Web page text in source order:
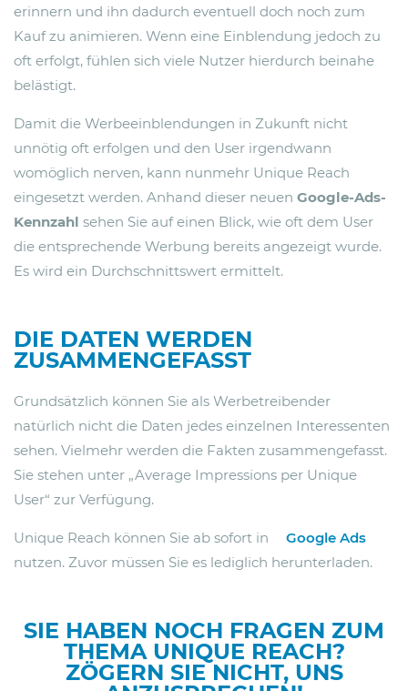
erinnern und ihn dadurch eventuell doch noch zum
Kauf zu animieren. Wenn eine Einblendung jedoch zu
oft erfolgt, fühlen sich viele Nutzer hierdurch beinahe
belästigt.
Damit die Werbeeinblendungen in Zukunft nicht
unnötig oft erfolgen und den User irgendwann
womöglich nerven, kann nunmehr Unique Reach
eingesetzt werden. Anhand dieser neuen Google-Ads-
Kennzahl sehen Sie auf einen Blick, wie oft dem User
die entsprechende Werbung bereits angezeigt wurde.
Es wird ein Durchschnittswert ermittelt.
DIE DATEN WERDEN
ZUSAMMENGEFASST
Grundsätzlich können Sie als Werbetreibender
natürlich nicht die Daten jedes einzelnen Interessenten
sehen. Vielmehr werden die Fakten zusammengefasst.
Sie stehen unter „Average Impressions per Unique
User“ zur Verfügung.
Unique Reach können Sie ab sofort in
Google Ads
nutzen. Zuvor müssen Sie es lediglich herunterladen.
SIE HABEN NOCH FRAGEN ZUM
THEMA UNIQUE REACH?
ZÖGERN SIE NICHT, UNS